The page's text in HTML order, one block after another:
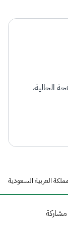
الحالية،
مشاركة